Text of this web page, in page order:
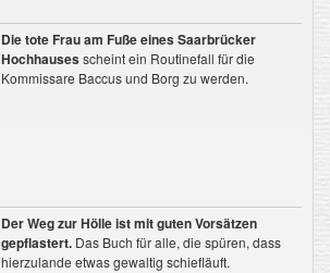
Die tote Frau am Fuße eines Saarbrücker
Hochhausesscheint ein Routinefall für die
Kommissare Baccus und Borg zu werden.
Der Weg zur Hölle ist mit guten Vorsätzen
gepflastert.Das Buch für alle, die spüren, dass
hierzulande etwas gewaltig schiefläuft.